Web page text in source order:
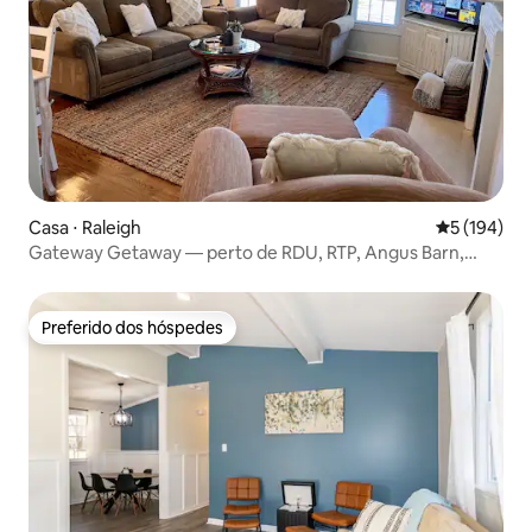
Casa ⋅ Raleigh 5 de uma
5 (194)
Gateway Getaway — perto de RDU, RTP, Angus Barn,
Preferido dos hóspedes
Preferido dos hóspedes